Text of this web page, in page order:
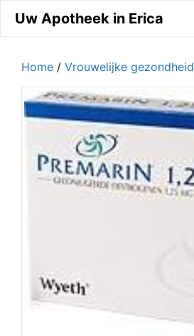
naar
inhoud
Uw Apotheek in Erica
Home / Vrouwelijke gezondheid